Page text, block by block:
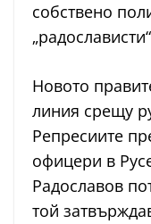
собствено
Новото
линия срещу
Репресиите
офицери в
Радославов
той